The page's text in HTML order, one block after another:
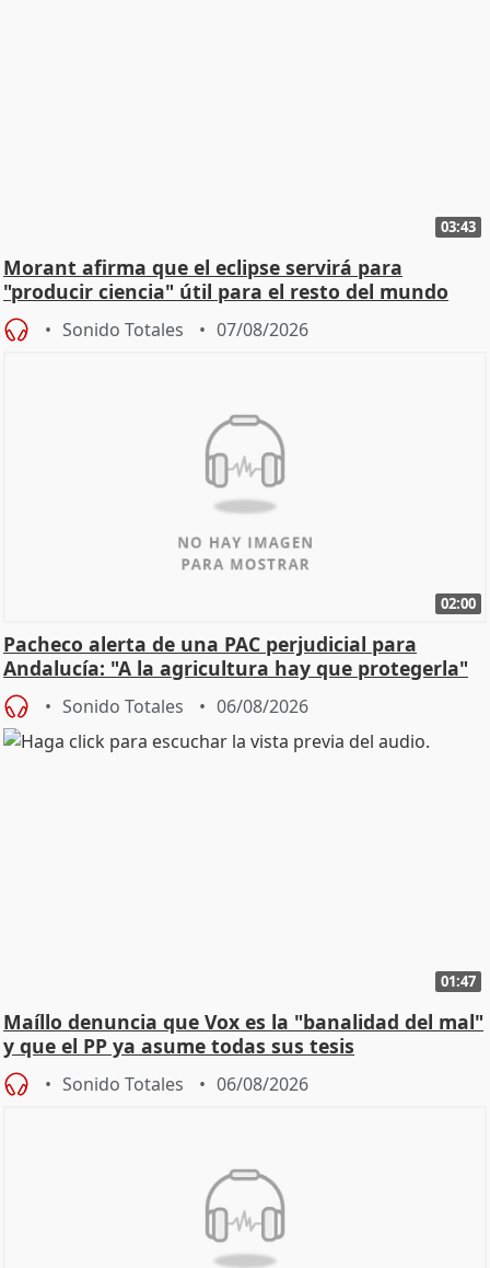
03:43
Morant afirma que el eclipse servirá para
"producir ciencia" útil para el resto del mundo
Sonido Totales 07/08/2026
02:00
Pacheco alerta de una PAC perjudicial para
Andalucía: "A la agricultura hay que protegerla"
Sonido Totales 06/08/2026
01:47
Maíllo denuncia que Vox es la "banalidad del mal"
y que el PP ya asume todas sus tesis
Sonido Totales 06/08/2026